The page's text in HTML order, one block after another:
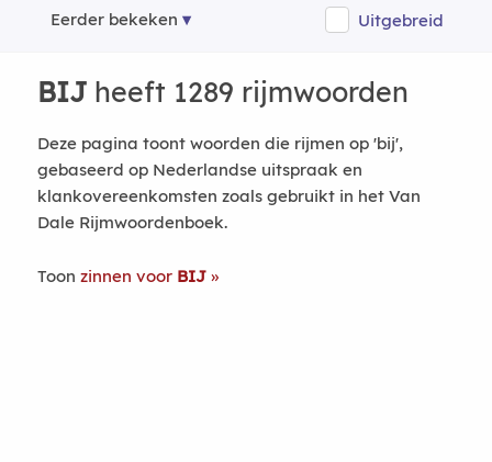
Eerder bekeken Uitgebreid
BIJheeft 1289 rijmwoorden
Deze pagina toont woorden die rijmen op 'bij',
gebaseerd op Nederlandse uitspraak en
klankovereenkomsten zoals gebruikt in het Van
Dale Rijmwoordenboek.
Toon zinnen voor BIJ